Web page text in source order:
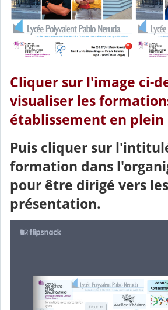
Cliquer sur l'image ci-
visualiser les
établissement en plein
Puis cliquer sur
formation dans
pour être dirigé vers
présentation.